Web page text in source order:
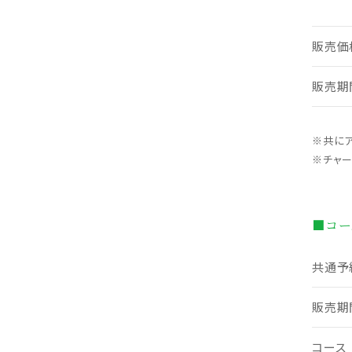
販売
販売
※共に
※チャ
■コ
共通
販売
コース